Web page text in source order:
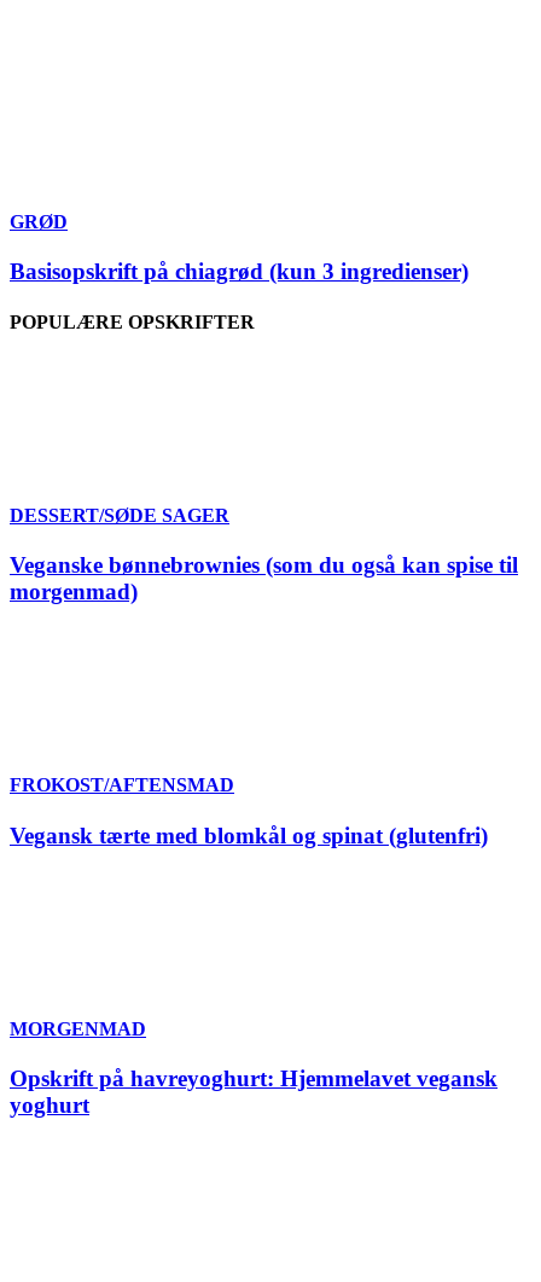
GRØD
Basisopskrift på chiagrød (kun 3 ingredienser)
POPULÆRE OPSKRIFTER
DESSERT/SØDE SAGER
Veganske bønnebrownies (som du også kan spise til
morgenmad)
FROKOST/AFTENSMAD
Vegansk tærte med blomkål og spinat (glutenfri)
MORGENMAD
Opskrift på havreyoghurt: Hjemmelavet vegansk
yoghurt